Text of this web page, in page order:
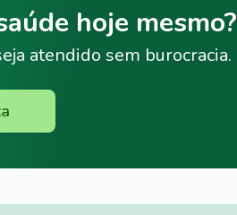
hoje mesmo?
atendido sem burocracia.